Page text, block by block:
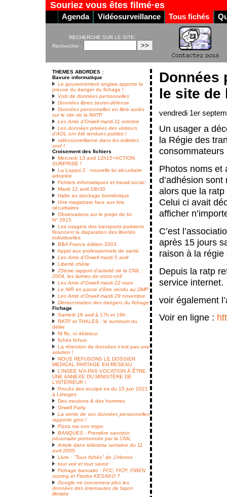
Souriez vous êtes filmé·es
Agenda Vidéosurveillance Tous fichés
RECHERCHE SUR LE SITE:
Rechercher :
THEMES ABORDES :
Bavure informatique
Le gouvernement anglais apporte la
preuve du danger du fichage !
Vols de données personnelles
Données libres secret-défense
Données personnelles en libre accès
sur le site de la RATP
Les Amis d’Orwell mardi 11 octobre
Les données privées des visiteurs
d’AOL ont été rendues publics !
vidéosurveillance dans les toilettes
sncf !
Croisement des fichiers
Mercredi 13 avril 12h15+ACTION
SURPRISE !
La Loppsi 2 : nouvelle loi sécuritaire
adoptée
Fichiers informatiques et travail social
Mardi 12 avril 19h30
Halte au stockage biométrique
Une magistrate face aux lois
sécuritaires
Observations sur le projet de loi
N° 2615
Les usagers des transports parisiens
financent la disparation des libertés
individuelles
BBA France édition 2003
Appel aux professionnels de santé
Les Amis d’Orwell mardi 5 avril
Liberté chérie
25ème rapport d’activité de la CNIL :
2004, les larmes de croco-cnil
Les Amis d’Orwell mardi 22 mars
Le NIR en passe d’être vendu au DMP
Les Amis d’Orwell mardi 29 novembre
Démonstration des dangers du fichage
Fichage
Samedi 16 avril à 17h et 19h
RATP et THALES : le summum du
délire
Ni flic, ni délateur
fichés fichus
La rétention de données n’est pas une
solution !
NOUS REFUSONS LE DOSSIER
MEDICAL PARTAGE EN RESEAU
L’INSEE N’A PAS VOCATION À ÊTRE
UNE ANNEXE DU MINISTÈRE DE
L’INTÉRIEUR !
Procès des inculpé·es du 15 juin 2021
à Limoges
Des moutons & des hommes
Orwell Party
La vente de vos données personnelles
rapporte gros !
Pizza ma non tropo
BANQUES : Première sanction
pécuniaire prononcée par la CNIL
Article dans télérama semaine du 11
avril 2005
Livre : "Tous fichés" de J.Henno
tout voir et tout savoir
Fichage bancaire : FCC, FICP, FIBEN
scoring et Ficoba KESAKO ?
Google ne conservera plus les
données des internautes de façon
illimitée
Données
le site de
vendredi 1er
Un usager a
la Régie des
consommateurs
Photos noms et
d’adhésion
alors que la
Celui ci avait
afficher
C’est
après 15 jours
raison à la
Depuis la ratp
service internet.
voir également
Voir en ligne :